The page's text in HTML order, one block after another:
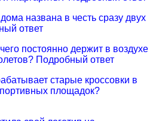
названа в честь сразу двух
ответ
постоянно держит в воздухе
Подробный ответ
старые кроссовки в
площадок?